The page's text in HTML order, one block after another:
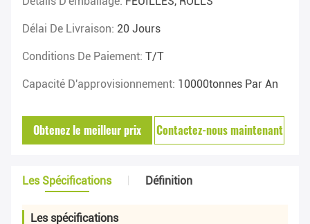
Délai De Livraison: 20 Jours
Conditions De Paiement: T/T
Capacité D'approvisionnement: 10000tonnes Par An
Obtenez le meilleur prix Contactez-nous maintenant
Les Spécifications Définition
Les spécifications